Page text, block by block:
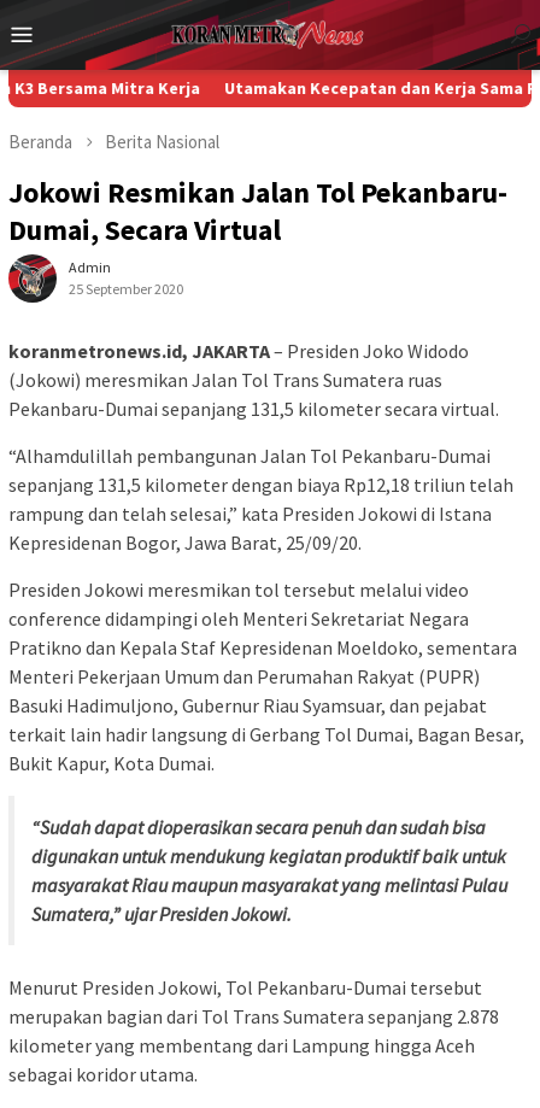
ke
konten
Menu
Mobile
Mitra Kerja Utamakan Kecepatan dan Kerja Sama Filosofi
Beranda Berita Nasional
Jokowi Resmikan Jalan Tol Pekanbaru-
Dumai, Secara Virtual
Admin
25 September 2020
koranmetronews.id, JAKARTA– Presiden Joko Widodo
(Jokowi) meresmikan Jalan Tol Trans Sumatera ruas
Pekanbaru-Dumai sepanjang 131,5 kilometer secara virtual.
“Alhamdulillah pembangunan Jalan Tol Pekanbaru-Dumai
sepanjang 131,5 kilometer dengan biaya Rp12,18 triliun telah
rampung dan telah selesai,” kata Presiden Jokowi di Istana
Kepresidenan Bogor, Jawa Barat, 25/09/20.
Presiden Jokowi meresmikan tol tersebut melalui video
conference didampingi oleh Menteri Sekretariat Negara
Pratikno dan Kepala Staf Kepresidenan Moeldoko, sementara
Menteri Pekerjaan Umum dan Perumahan Rakyat (PUPR)
Basuki Hadimuljono, Gubernur Riau Syamsuar, dan pejabat
terkait lain hadir langsung di Gerbang Tol Dumai, Bagan Besar,
Bukit Kapur, Kota Dumai.
“Sudah dapat dioperasikan secara penuh dan sudah bisa
digunakan untuk mendukung kegiatan produktif baik untuk
masyarakat Riau maupun masyarakat yang melintasi Pulau
Sumatera,” ujar Presiden Jokowi.
Menurut Presiden Jokowi, Tol Pekanbaru-Dumai tersebut
merupakan bagian dari Tol Trans Sumatera sepanjang 2.878
kilometer yang membentang dari Lampung hingga Aceh
sebagai koridor utama.